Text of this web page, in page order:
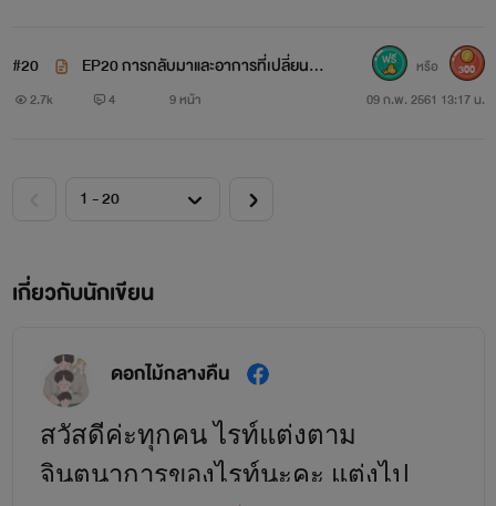
ซาตานไร้หัวใจ
รักร้ายนายบอดี้การ์ด
ฝากติดตามเรื่องราวความรักของพี่จอร์นด้วยนะคะทุกคน พี่จอร์น
เรื่องนี้จะมีดราม่าหนักแน่นอนจ้าาาาา
มีเพจในเฟสด้วยนะคะ ถ้าใครไม่อยากพลาดการอัพเดตนิยาย
สามารถไปกดติดตามได้ที่เพจ
#20
EP20 การกลับมาและอาการที่เปลี่ยนไป
100%
2.7k 4 9 หน้า 09 ก.พ. 2561 13:17 น.
หรือ 300
เกี่ยวกับนักเขียน
ดอกไม้กลางคืน
สวัสดีค่ะทุกคน ไรท์แต่งตาม
จินตนาการของไรท์นะคะ แต่งไป